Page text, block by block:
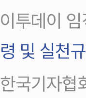
이투데이
령 및 실천
한국기자협